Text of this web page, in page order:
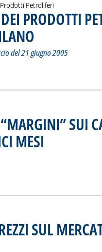
Prodotti Petroliferi
PRODOTTI
del 21 giugno 2005
DEI PRODOTTI
SUI
MESI
DEI “MARGINI” SUI
SUL